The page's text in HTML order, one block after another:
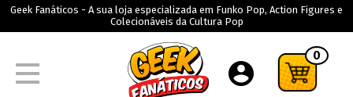
Geek Fanáticos - A sua loja especializada em Funko Pop, Action Figures e
Colecionáveis da Cultura Pop
0